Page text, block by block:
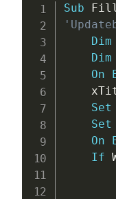
Sub
Dim
Dim
On
Set
Set
On
If